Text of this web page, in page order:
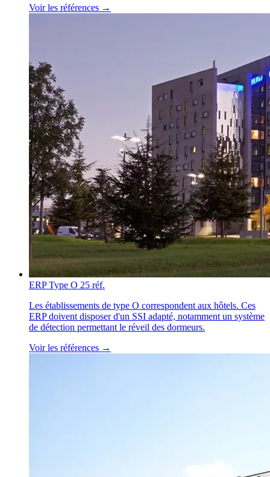
Voir les références →
ERP Type O 25 réf.
Les établissements de type O correspondent aux hôtels. Ces
ERP doivent disposer d'un SSI adapté, notamment un système
de détection permettant le réveil des dormeurs.
Voir les références →